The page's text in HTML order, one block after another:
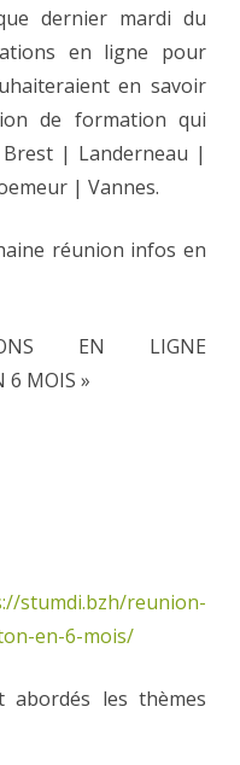
dernier mardi du
en ligne pour
en savoir
de formation qui
Brest | Landerneau |
| Vannes.
réunion infos en
EN LIGNE
6 MOIS »
stumdi.bzh/reunion-
en-6-mois/
abordés les thèmes